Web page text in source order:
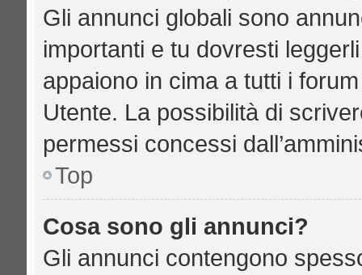
Gli annunci globali sono
importanti e tu dovresti
appaiono in cima a tutti i
Utente. La possibilità di
permessi concessi
Top
Cosa sono gli annunci?
Gli annunci contengono